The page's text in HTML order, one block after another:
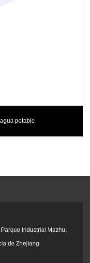
potable
Industrial Mazhu,
de Zhejiang